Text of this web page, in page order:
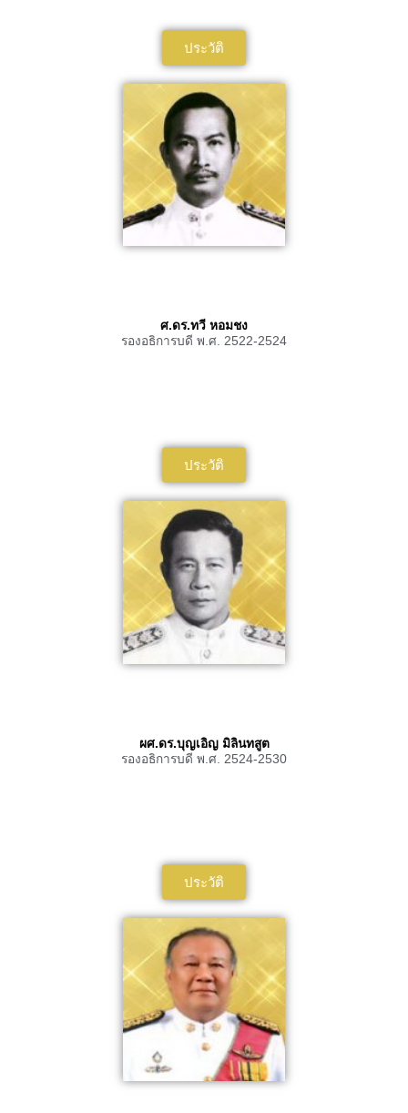
ประวัติ
ศ.ดร.ทวี หอมชง
รองอธิการบดี พ.ศ. 2522-2524
ประวัติ
ผศ.ดร.บุญเอิญ มิลินทสูต
รองอธิการบดี พ.ศ. 2524-2530
ประวัติ